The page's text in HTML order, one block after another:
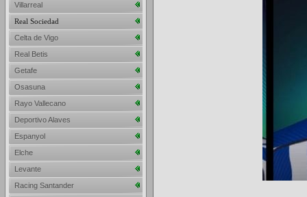
Villarreal
Real Sociedad
Celta de Vigo
Real Betis
Getafe
Osasuna
Rayo Vallecano
Deportivo Alaves
Espanyol
Elche
Levante
Racing Santander